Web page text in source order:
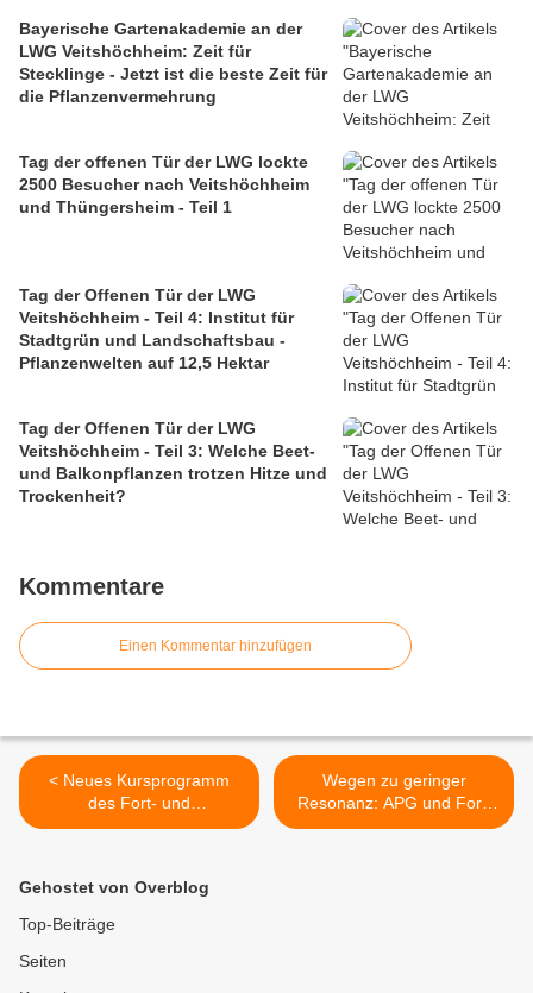
Bayerische Gartenakademie an der
LWG Veitshöchheim: Zeit für
Stecklinge - Jetzt ist die beste Zeit für
die Pflanzenvermehrung
Tag der offenen Tür der LWG lockte
2500 Besucher nach Veitshöchheim
und Thüngersheim - Teil 1
Tag der Offenen Tür der LWG
Veitshöchheim - Teil 4: Institut für
Stadtgrün und Landschaftsbau -
Pflanzenwelten auf 12,5 Hektar
Tag der Offenen Tür der LWG
Veitshöchheim - Teil 3: Welche Beet-
und Balkonpflanzen trotzen Hitze und
Trockenheit?
Kommentare
Einen Kommentar hinzufügen
< Neues Kursprogramm
des Fort- und
Weiterbildungszentrums im
Gadheim
Wegen zu geringer
Resonanz: APG und Ford
stellen in Veitshöchheim
Gehostet von Overblog
Top-Beiträge
Seiten